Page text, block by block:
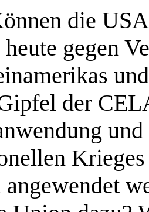
die
heute gegen
der
angewendet